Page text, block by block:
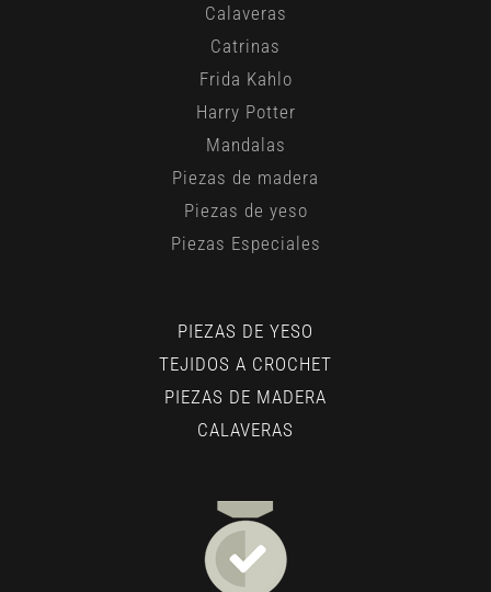
Calaveras
Catrinas
Frida Kahlo
Harry Potter
Mandalas
Piezas de madera
Piezas de yeso
Piezas Especiales
PIEZAS DE YESO
TEJIDOS A CROCHET
PIEZAS DE MADERA
CALAVERAS